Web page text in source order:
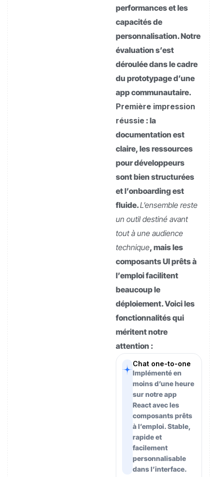
performances et les
capacités de
personnalisation. Notre
évaluation s’est
déroulée dans le cadre
du prototypage d’une
app communautaire.
Première impression
réussie : la
documentation est
claire, les ressources
pour développeurs
sont bien structurées
et l’onboarding est
fluide.L’ensemble reste
un outil destiné avant
tout à une audience
technique, mais les
composants UI prêts à
l’emploi facilitent
beaucoup le
déploiement. Voici les
fonctionnalités qui
méritent notre
attention :
Chat one-to-one
Implémenté en
moins d’une heure
sur notre app
React avec les
composants prêts
à l’emploi. Stable,
rapide et
facilement
personnalisable
dans l’interface.